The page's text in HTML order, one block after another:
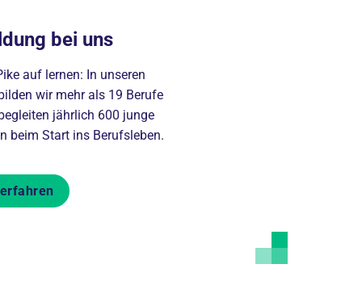
bei uns
jährlich 600 junge